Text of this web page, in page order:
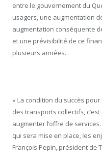
entre le gouvernement du
usagers, une augmentation
augmentation conséquente
et une prévisibilité de ce
plusieurs années.
« La condition du succès
des transports collectifs,
augmenter l’offre de
qui sera mise en place, les
François Pepin, président de